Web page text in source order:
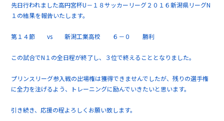
先日行われました高円宮杯U－１８サッカーリーグ２０１６新潟県リーグN
１の結果を報告いたします。
第１４節 vs 新潟工業高校 ６－０ 勝利
この試合でN１の全日程が終了し、３位で終えることとなりました。
プリンスリーグ参入戦の出場権は獲得できませんでしたが、残りの選手権
に全力を注げるよう、トレーニングに励んでいきたいと思います。
引き続き、応援の程よろしくお願い致します。